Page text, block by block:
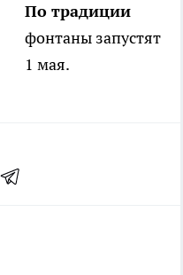
По традиции
фонтаны запустят
1 мая.